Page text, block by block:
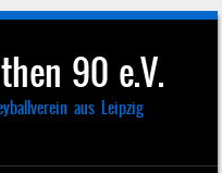
90 e.V.
aus Leipzig